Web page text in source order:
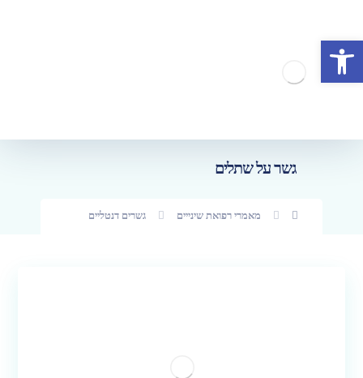
גשר על שתלים
מאמרי רפואת שינייים גשרים דנטליים
פתח סרגל נגישות